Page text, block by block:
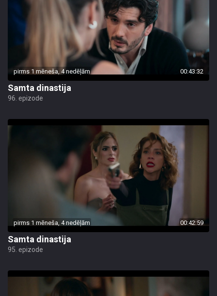
pirms 1 mēneša, 4 nedēļām 00:43:32
Samta dinastija
96. epizode
pirms 1 mēneša, 4 nedēļām 00:42:59
Samta dinastija
95. epizode